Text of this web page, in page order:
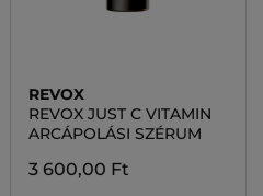
REVOX
REVOX JUST C VITAMIN
ARCÁPOLÁSI SZÉRUM
3 600,00 Ft